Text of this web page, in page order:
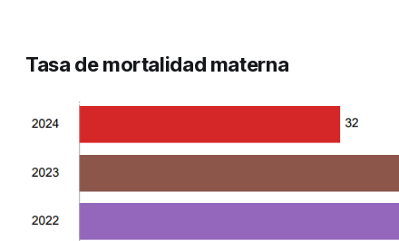
Tasa de mortalidad materna